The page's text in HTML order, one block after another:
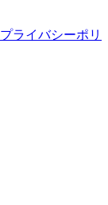
プライバシーポリ